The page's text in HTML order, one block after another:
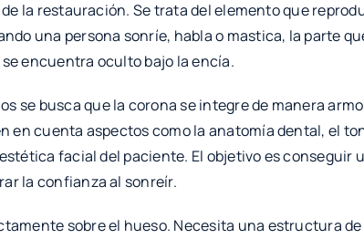
la restauración. Se trata del elemento que
una persona sonríe, habla o mastica, la parte
encuentra oculto bajo la encía.
se busca que la corona se integre de manera
en cuenta aspectos como la anatomía dental, el
facial del paciente. El objetivo es conseguir
la confianza al sonreír.
sobre el hueso. Necesita una estructura